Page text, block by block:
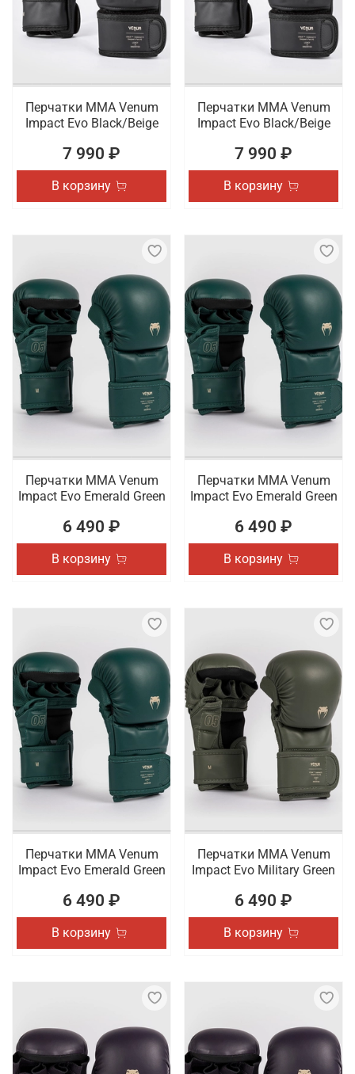
Перчатки ММА Venum
Impact Evo Black/Beige
7 990 ₽
В корзину
Перчатки ММА Venum
Impact Evo Black/Beige
7 990 ₽
В корзину
Перчатки ММА Venum
Impact Evo Emerald Green
6 490 ₽
В корзину
Перчатки ММА Venum
Impact Evo Emerald Green
6 490 ₽
В корзину
Перчатки ММА Venum
Impact Evo Emerald Green
6 490 ₽
В корзину
Перчатки ММА Venum
Impact Evo Military Green
6 490 ₽
В корзину